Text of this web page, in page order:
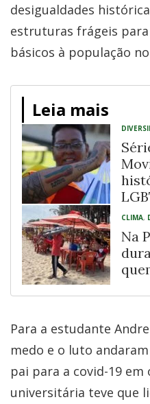
desigualdades
estruturas frágeis
básicos à população
Leia mais
CLIMA,
Na
Para a estudante
medo e o luto
pai para a covid-19
universitária teve que